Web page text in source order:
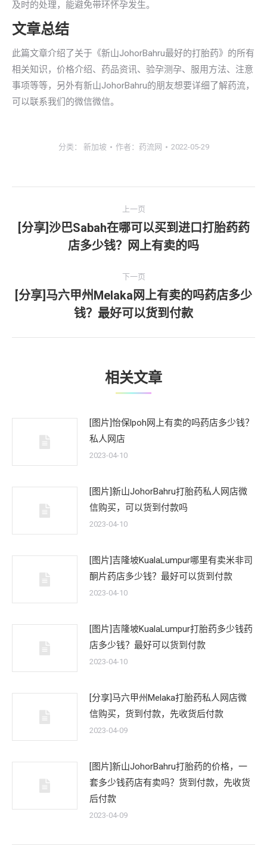
及时的处理，能避免带环怀孕发生。
文章总结
此篇文章介绍了关于《新山JohorBahru最好的打胎药》的所有
相关知识，价格介绍、药品资讯、验孕测孕、服用方法、注意
事项等等，另外有新山JohorBahru的朋友想要详细了解药流，
可以联系我们的微信微信。
分类： 新加坡 作者： 药流网 2022-05-29
章
上一页
上
一
[分享]沙巴Sabah在哪可以买到进口打胎药药
店多少钱？网上有卖的吗
下一页
下
一
文
[分享]马六甲州Melaka网上有卖的吗药店多少
钱？最好可以货到付款
相关文章
[图片]怡保lpoh网上有卖的吗药店多少钱？
私人网店
2023-04-10
[图片]新山JohorBahru打胎药私人网店微
信购买，可以货到付款吗
2023-04-10
[图片]吉隆坡KualaLumpur哪里有卖米非司
酮片药店多少钱？最好可以货到付款
2023-04-10
[图片]吉隆坡KualaLumpur打胎药多少钱药
店多少钱？最好可以货到付款
2023-04-10
[分享]马六甲州Melaka打胎药私人网店微
信购买，货到付款，先收货后付款
2023-04-09
[图片]新山JohorBahru打胎药的价格，一
套多少钱药店有卖吗？货到付款，先收货
后付款
2023-04-09